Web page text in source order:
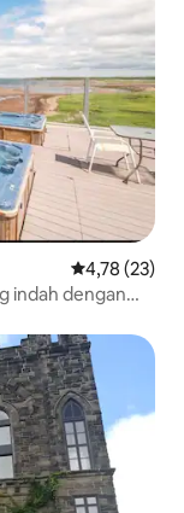
Nilai rata-rata
4,78 (23)
indah dengan